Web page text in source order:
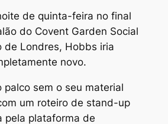
de quinta-feira no final
do Covent Garden Social
de Londres, Hobbs iria
novo.
palco sem o seu material
um roteiro de stand-up
pela plataforma de